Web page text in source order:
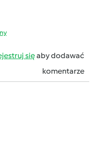
sięaby dodawać
komentarze